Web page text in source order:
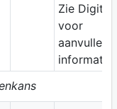
Zie Digitap
voor
informatie.